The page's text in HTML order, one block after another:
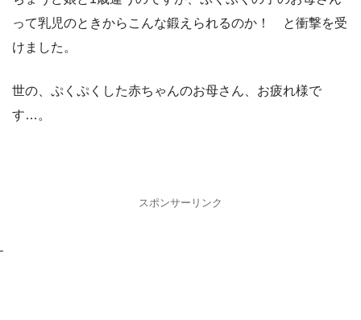
って乳児のときからこんな鍛えられるのか！ と衝撃を受
けました。
世の、ぷくぷくした赤ちゃんのお母さん、お疲れ様で
す…。
スポンサーリンク